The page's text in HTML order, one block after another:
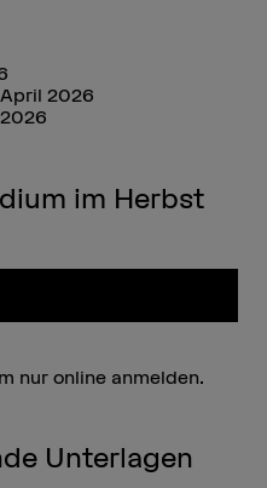
2026
im Herbst
nur online anmelden.
Unterlagen